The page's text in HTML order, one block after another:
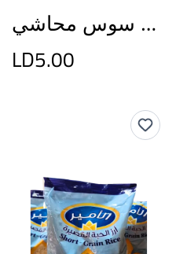
ارز سوس محاشي
LD5.00